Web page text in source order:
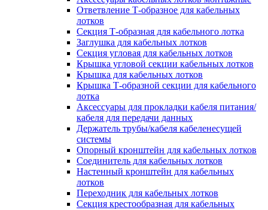
Ответвление Т-образное для кабельных
лотков
Секция Т-образная для кабельного лотка
Заглушка для кабельных лотков
Секция угловая для кабельных лотков
Крышка угловой секции кабельных лотков
Крышка для кабельных лотков
Крышка Т-образной секции для кабельного
лотка
Аксессуары для прокладки кабеля питания/
кабеля для передачи данных
Держатель трубы/кабеля кабеленесущей
системы
Опорный кронштейн для кабельных лотков
Соединитель для кабельных лотков
Настенный кронштейн для кабельных
лотков
Переходник для кабельных лотков
Секция крестообразная для кабельных